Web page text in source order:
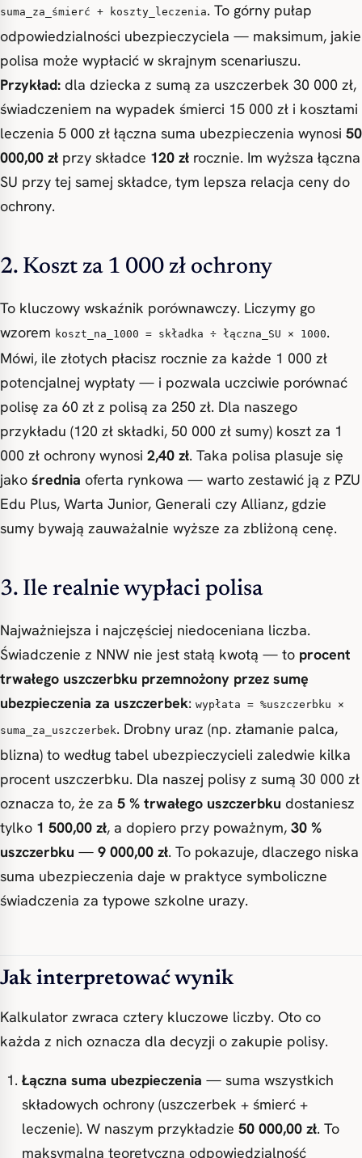
suma_za_śmierć + koszty_leczenia. To górny pułap
odpowiedzialności ubezpieczyciela — maksimum, jakie
polisa może wypłacić w skrajnym scenariuszu.
Przykład: dla dziecka z sumą za uszczerbek 30 000 zł,
świadczeniem na wypadek śmierci 15 000 zł i kosztami
leczenia 5 000 zł łączna suma ubezpieczenia wynosi 50
000,00 zł przy składce 120 zł rocznie. Im wyższa łączna
SU przy tej samej składce, tym lepsza relacja ceny do
ochrony.
2. Koszt za 1 000 zł ochrony
To kluczowy wskaźnik porównawczy. Liczymy go
wzorem koszt_na_1000 = składka ÷ łączna_SU × 1000.
Mówi, ile złotych płacisz rocznie za każde 1 000 zł
potencjalnej wypłaty — i pozwala uczciwie porównać
polisę za 60 zł z polisą za 250 zł. Dla naszego
przykładu (120 zł składki, 50 000 zł sumy) koszt za 1
000 zł ochrony wynosi 2,40 zł. Taka polisa plasuje się
jako średnia oferta rynkowa — warto zestawić ją z PZU
Edu Plus, Warta Junior, Generali czy Allianz, gdzie
sumy bywają zauważalnie wyższe za zbliżoną cenę.
3. Ile realnie wypłaci polisa
Najważniejsza i najczęściej niedoceniana liczba.
Świadczenie z NNW nie jest stałą kwotą — to procent
trwałego uszczerbku przemnożony przez sumę
ubezpieczenia za uszczerbek: wypłata = %uszczerbku ×
suma_za_uszczerbek. Drobny uraz (np. złamanie palca,
blizna) to według tabel ubezpieczycieli zaledwie kilka
procent uszczerbku. Dla naszej polisy z sumą 30 000 zł
oznacza to, że za 5 % trwałego uszczerbku dostaniesz
tylko 1 500,00 zł, a dopiero przy poważnym, 30 %
uszczerbku — 9 000,00 zł. To pokazuje, dlaczego niska
suma ubezpieczenia daje w praktyce symboliczne
świadczenia za typowe szkolne urazy.
Jak interpretować wynik
Kalkulator zwraca cztery kluczowe liczby. Oto co
każda z nich oznacza dla decyzji o zakupie polisy.
Łączna suma ubezpieczenia — suma wszystkich
składowych ochrony (uszczerbek + śmierć +
leczenie). W naszym przykładzie 50 000,00 zł. To
maksymalna teoretyczna odpowiedzialność